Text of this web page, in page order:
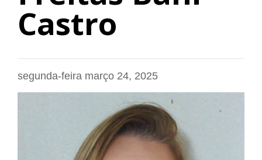
Castro
segunda-feira março 24, 2025